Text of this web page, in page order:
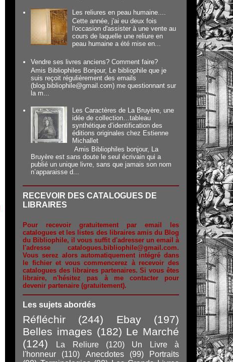
Les reliures en peau humaine....
Cette année, j'ai eu deux fois
l'occasion d'assister à une vente au
cours de laquelle une reliure en
peau humaine a été mise en...
Vendre ses livres anciens? Comment faire?
Amis Bibliophiles Bonjour, Le bibliophile que je
suis reçoit régulièrement des emails
(blog.bibliophile@gmail.com) me questionnant sur
la m...
Les Caractères de La Bruyère, une
idée de collection…tableau
synthétique d’identification des
éditions originales chez Estienne
Michallet
Amis Bibliophiles bonjour, La
Bruyère est sans doute le seul écrivain qui a
publié un unique livre, sans que jamais son nom
n’apparaisse d...
RECEVOIR DES CATALOGUES DE
LIBRAIRES
Pour recevoir gratuitement par email les
catalogues et les listes des libraires amis du Blog
du Bibliophile, il vous suffit d'adresser un email à
l'adresse catalogues.bibliophile@gmail.com.
Vous serez alors automatiquement intégré dans
le fichier et vous commencerez à recevoir des
catalogues des libraires partenaires.Si vous êtes
libraire, n'hésitez pas à me contacter pour
devenir partenaire (gratuitement).
Les sujets abordés
Réfléchir (244) Ebay
(197)
Belles images (182) Le Marché
(124)
La Reliure (120)
Un Livre à
l'honneur
(110) Anecdotes (99)
Portraits